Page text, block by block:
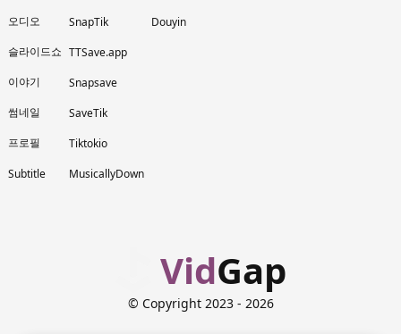
오디오
슬라이드쇼
이야기
썸네일
프로필
Subtitle
SnapTik
TTSave.app
Snapsave
SaveTik
Tiktokio
MusicallyDown
Douyin
VidGap
© Copyright 2023 - 2026